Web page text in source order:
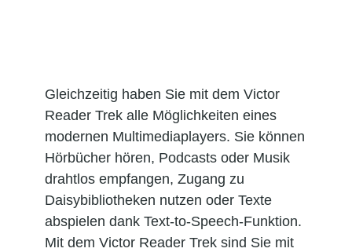
Gleichzeitig haben Sie mit dem Victor
Reader Trek alle Möglichkeiten eines
modernen Multimediaplayers. Sie können
Hörbücher hören, Podcasts oder Musik
drahtlos empfangen, Zugang zu
Daisybibliotheken nutzen oder Texte
abspielen dank Text-to-Speech-Funktion.
Mit dem Victor Reader Trek sind Sie mit